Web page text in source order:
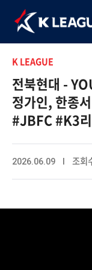
K LEAGUE
전북현대 -
정가인, 한종
#JBFC #K3
2026.06.09 I 조회